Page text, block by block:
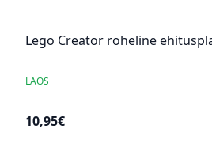
Lego Creator roheline
LAOS
10,95€